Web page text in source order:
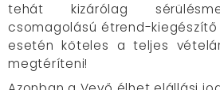
tehát kizárólag
csomagolású étrend-
esetén köteles a teljes
megtéríteni!